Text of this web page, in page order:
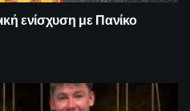
ενίσχυση με Πανίκο